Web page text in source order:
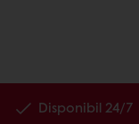
Disponibil 24/7